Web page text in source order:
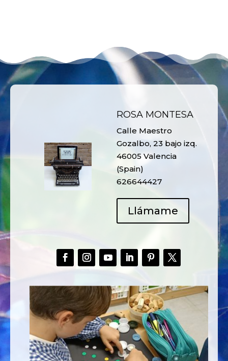
ROSA MONTESA
Calle Maestro
Gozalbo, 23 bajo izq.
46005 Valencia
(Spain)
626644427
Llámame